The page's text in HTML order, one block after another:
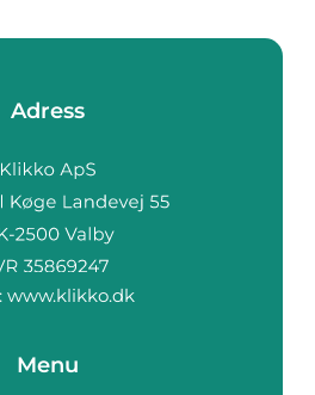
Adress
www.klikko.dk
Menu